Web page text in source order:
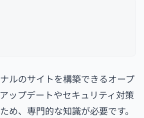
ルのサイトを構築できるオープ
ップデートやセキュリティ対策
め、専門的な知識が必要です。